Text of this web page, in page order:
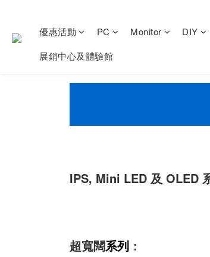
優惠活動 PC Monitor DIY
展銷中心及體驗館
IPS, Mini LED 及 OLED
超寬闊系列 ：